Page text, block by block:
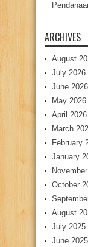
ARCHIVES
August
July 2026
June 2026
May 2026
April 2026
March
February
January
October
August
July 2025
June 2025